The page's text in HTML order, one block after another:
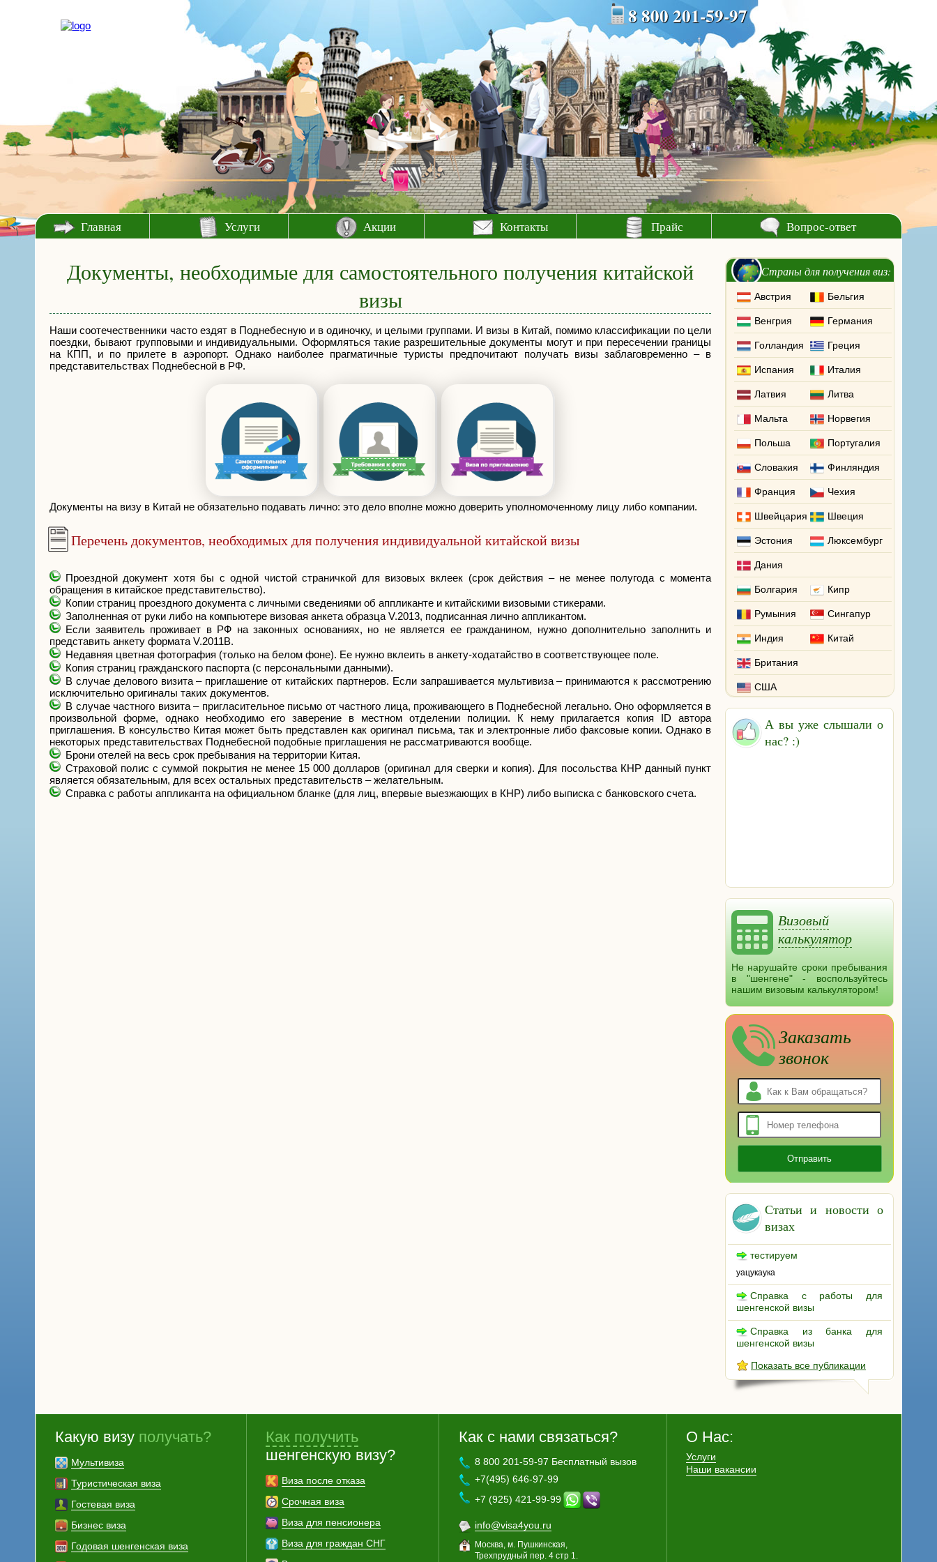
8 800 201-59-97
Главная Услуги Акции Контакты Прайс Вопрос-ответ
Страны для получения виз:
Австрия Бельгия
Венгрия Германия
Голландия Греция
Испания Италия
Латвия Литва
Мальта Норвегия
Польша Португалия
Словакия Финляндия
Франция Чехия
Швейцария Швеция
Эстония Люксембург
Дания
Болгария Кипр
Румыния Сингапур
Индия Китай
Британия
США
А вы уже слышали о
нас? :)
Визовый
калькулятор
Не нарушайте сроки пребывания
в "шенгене" - воспользуйтесь
нашим визовым калькулятором!
Заказать
звонок
Статьи и новости о
визах
тестируем
уацукаука
Справка с работы для
шенгенской визы
Справка из банка для
шенгенской визы
Показать все публикации
Документы, необходимые для самостоятельного получения китайской
визы
Наши соотечественники часто ездят в Поднебесную и в одиночку, и целыми группами. И визы в Китай, помимо классификации по цели
поездки, бывают групповыми и индивидуальными. Оформляться такие разрешительные документы могут и при пересечении границы
на КПП, и по прилете в аэропорт. Однако наиболее прагматичные туристы предпочитают получать визы заблаговременно – в
представительствах Поднебесной в РФ.
Документы на визу в Китай не обязательно подавать лично: это дело вполне можно доверить уполномоченному лицу либо компании.
Перечень документов, необходимых для получения индивидуальной китайской визы
Проездной документ хотя бы с одной чистой страничкой для визовых вклеек (срок действия – не менее полугода с момента
обращения в китайское представительство).
Копии страниц проездного документа с личными сведениями об аппликанте и китайскими визовыми стикерами.
Заполненная от руки либо на компьютере визовая анкета образца V.2013, подписанная лично аппликантом.
Если заявитель проживает в РФ на законных основаниях, но не является ее гражданином, нужно дополнительно заполнить и
представить анкету формата V.2011B.
Недавняя цветная фотография (только на белом фоне). Ее нужно вклеить в анкету-ходатайство в соответствующее поле.
Копия страниц гражданского паспорта (с персональными данными).
В случае делового визита – приглашение от китайских партнеров. Если запрашивается мультивиза – принимаются к рассмотрению
исключительно оригиналы таких документов.
В случае частного визита – пригласительное письмо от частного лица, проживающего в Поднебесной легально. Оно оформляется в
произвольной форме, однако необходимо его заверение в местном отделении полиции. К нему прилагается копия ID автора
приглашения. В консульство Китая может быть представлен как оригинал письма, так и электронные либо факсовые копии. Однако в
некоторых представительствах Поднебесной подобные приглашения не рассматриваются вообще.
Брони отелей на весь срок пребывания на территории Китая.
Страховой полис с суммой покрытия не менее 15 000 долларов (оригинал для сверки и копия). Для посольства КНР данный пункт
является обязательным, для всех остальных представительств – желательным.
Справка с работы аппликанта на официальном бланке (для лиц, впервые выезжающих в КНР) либо выписка с банковского счета.
Какую визу получать?
Мультивиза
Туристическая виза
Гостевая виза
Бизнес виза
Годовая шенгенская виза
Как получить
шенгенскую визу?
Виза после отказа
Срочная виза
Виза для пенсионера
Виза для граждан СНГ
Как с нами связаться?
8 800 201-59-97 Бесплатный вызов
+7(495) 646-97-99
+7 (925) 421-99-99
info@visa4you.ru
Москва, м. Пушкинская,
Трехпрудный пер. 4 стр 1.
О Нас:
Услуги
Наши вакансии